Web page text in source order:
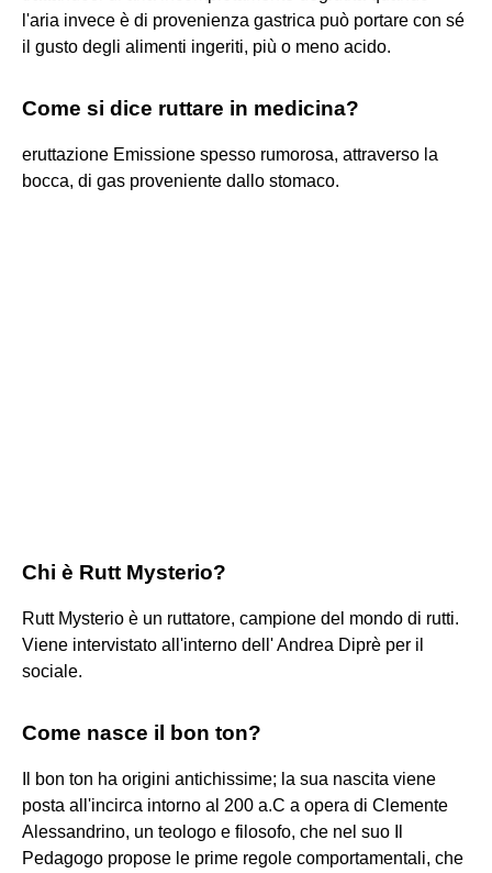
l'aria invece è di provenienza gastrica può portare con sé
il gusto degli alimenti ingeriti, più o meno acido.
Come si dice ruttare in medicina?
eruttazione Emissione spesso rumorosa, attraverso la
bocca, di gas proveniente dallo stomaco.
Chi è Rutt Mysterio?
Rutt Mysterio è un ruttatore, campione del mondo di rutti.
Viene intervistato all'interno dell' Andrea Diprè per il
sociale.
Come nasce il bon ton?
Il bon ton ha origini antichissime; la sua nascita viene
posta all'incirca intorno al 200 a.C a opera di Clemente
Alessandrino, un teologo e filosofo, che nel suo Il
Pedagogo propose le prime regole comportamentali, che